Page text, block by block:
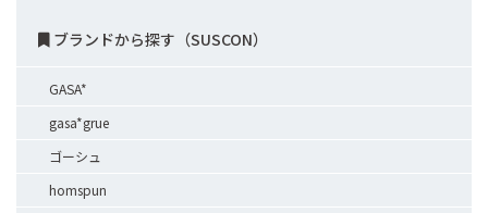
ブランドから探す（SUSCON）
GASA*
gasa*grue
ゴーシュ
homspun